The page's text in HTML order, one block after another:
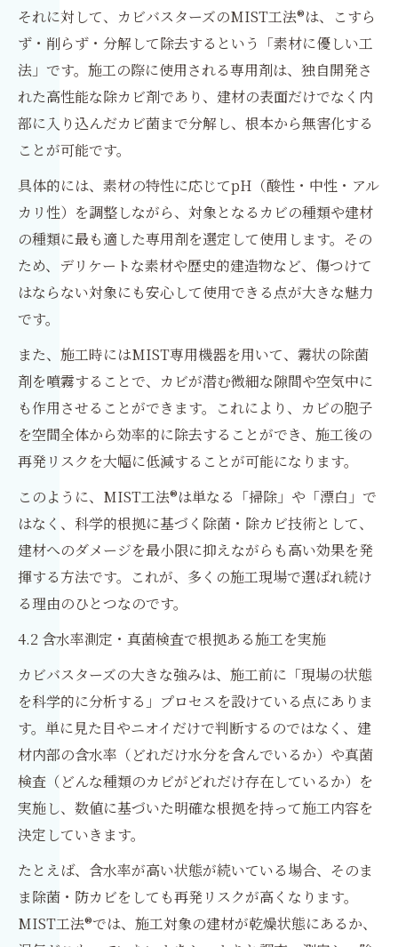
それに対して、カビバスターズのMIST工法®は、こすら
ず・削らず・分解して除去するという「素材に優しい工
法」です。施工の際に使用される専用剤は、独自開発さ
れた高性能な除カビ剤であり、建材の表面だけでなく内
部に入り込んだカビ菌まで分解し、根本から無害化する
ことが可能です。
具体的には、素材の特性に応じてpH（酸性・中性・アル
カリ性）を調整しながら、対象となるカビの種類や建材
の種類に最も適した専用剤を選定して使用します。その
ため、デリケートな素材や歴史的建造物など、傷つけて
はならない対象にも安心して使用できる点が大きな魅力
です。
また、施工時にはMIST専用機器を用いて、霧状の除菌
剤を噴霧することで、カビが潜む微細な隙間や空気中に
も作用させることができます。これにより、カビの胞子
を空間全体から効率的に除去することができ、施工後の
再発リスクを大幅に低減することが可能になります。
このように、MIST工法®は単なる「掃除」や「漂白」で
はなく、科学的根拠に基づく除菌・除カビ技術として、
建材へのダメージを最小限に抑えながらも高い効果を発
揮する方法です。これが、多くの施工現場で選ばれ続け
る理由のひとつなのです。
4.2 含水率測定・真菌検査で根拠ある施工を実施
カビバスターズの大きな強みは、施工前に「現場の状態
を科学的に分析する」プロセスを設けている点にありま
す。単に見た目やニオイだけで判断するのではなく、建
材内部の含水率（どれだけ水分を含んでいるか）や真菌
検査（どんな種類のカビがどれだけ存在しているか）を
実施し、数値に基づいた明確な根拠を持って施工内容を
決定していきます。
たとえば、含水率が高い状態が続いている場合、そのま
ま除菌・防カビをしても再発リスクが高くなります。
MIST工法®では、施工対象の建材が乾燥状態にあるか、